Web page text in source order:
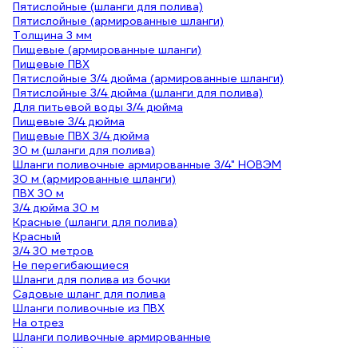
Пятислойные (шланги для полива)
Пятислойные (армированные шланги)
Толщина 3 мм
Пищевые (армированные шланги)
Пищевые ПВХ
Пятислойные 3/4 дюйма (армированные шланги)
Пятислойные 3/4 дюйма (шланги для полива)
Для питьевой воды 3/4 дюйма
Пищевые 3/4 дюйма
Пищевые ПВХ 3/4 дюйма
30 м (шланги для полива)
Шланги поливочные армированные 3/4" НОВЭМ
30 м (армированные шланги)
ПВХ 30 м
3/4 дюйма 30 м
Красные (шланги для полива)
Красный
3/4 30 метров
Не перегибающиеся
Шланги для полива из бочки
Садовые шланг для полива
Шланги поливочные из ПВХ
На отрез
Шланги поливочные армированные